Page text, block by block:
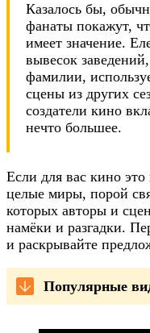
Казалось бы,
фанаты покажут,
имеет значение.
вывесок
фамилии,
сцены из других
создатели кино
нечто большее.
Если для вас кино
целые миры, порой
которых авторы и
намёки и разгадки.
и раскрывайте
Популярные